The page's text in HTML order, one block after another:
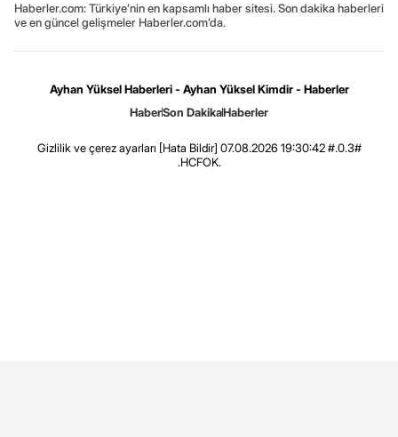
Haberler.com: Türkiye’nin en kapsamlı haber sitesi. Son dakika haberleri
ve en güncel gelişmeler Haberler.com’da.
Ayhan Yüksel Haberleri - Ayhan Yüksel Kimdir - Haberler
HaberSon DakikaHaberler
Gizlilik ve çerez ayarları [Hata Bildir] 07.08.2026 19:30:42 #.0.3#
.HCFOK.